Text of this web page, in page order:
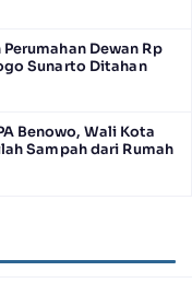
Dewan Rp
Sunarto Ditahan
Benowo, Wali Kota
Sampah dari Rumah